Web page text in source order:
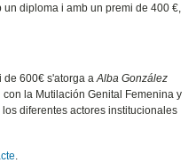
diploma i amb un premi de 400 €,
de 600€ s'atorga aAlba González
con la Mutilación Genital Femenina y
diferentes actores institucionales